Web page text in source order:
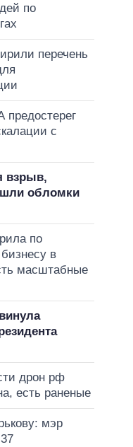
по
перечень
с
взрыв,
обломки
по
в
масштабные
дрон рф
есть раненые
мэр